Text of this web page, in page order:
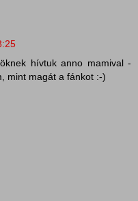
hívtuk anno mamival -
mint magát a fánkot :-)